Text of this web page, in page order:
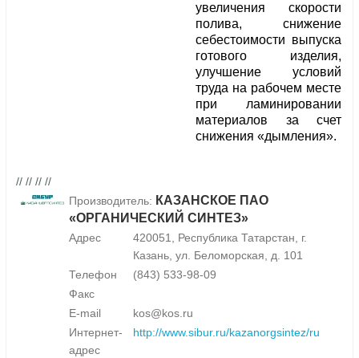
увеличения скорости
полива, снижение
себестоимости выпуска
готового изделия,
улучшение условий
труда на рабочем месте
при ламинировании
материалов за счет
снижения «дымления».
// // // //
Производитель: КАЗАНСКОЕ ПАО
«ОРГАНИЧЕСКИЙ СИНТЕЗ»
Адрес
420051, Республика Татарстан, г.
Казань, ул. Беломорская, д. 101
Телефон
(843) 533-98-09
Факс
E-mail
kos@kos.ru
Интернет-
адрес
http://www.sibur.ru/kazanorgsintez/ru